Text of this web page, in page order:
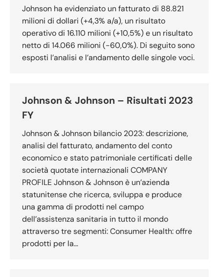
Johnson ha evidenziato un fatturato di 88.821
milioni di dollari (+4,3% a/a), un risultato
operativo di 16.110 milioni (+10,5%) e un risultato
netto di 14.066 milioni (-60,0%). Di seguito sono
esposti l’analisi e l’andamento delle singole voci.
Johnson & Johnson – Risultati 2023
FY
Johnson & Johnson bilancio 2023: descrizione,
analisi del fatturato, andamento del conto
economico e stato patrimoniale certificati delle
società quotate internazionali COMPANY
PROFILE Johnson & Johnson è un’azienda
statunitense che ricerca, sviluppa e produce
una gamma di prodotti nel campo
dell’assistenza sanitaria in tutto il mondo
attraverso tre segmenti: Consumer Health: offre
prodotti per la…